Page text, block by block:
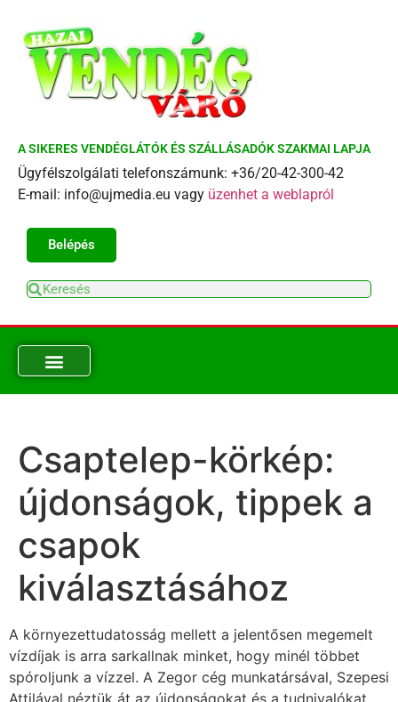
A SIKERES VENDÉGLÁTÓK ÉS SZÁLLÁSADÓK SZAKMAI LAPJA
Ügyfélszolgálati telefonszámunk: +36/20-42-300-42
E-mail: info@ujmedia.eu vagy üzenhet a weblapról
Belépés
Csaptelep-körkép:
újdonságok, tippek a
csapok
kiválasztásához
A környezettudatosság mellett a jelentősen megemelt
vízdíjak is arra sarkallnak minket, hogy minél többet
spóroljunk a vízzel. A Zegor cég munkatársával, Szepesi